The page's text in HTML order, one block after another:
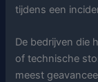
tijdens een
De bedrijven die
of technische
meest